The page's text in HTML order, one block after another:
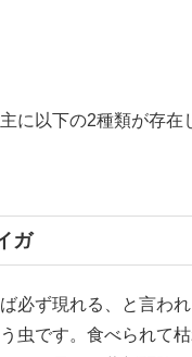
に以下の2種類が存在
ガ
必ず現れる、と言わ
虫です。食べられて